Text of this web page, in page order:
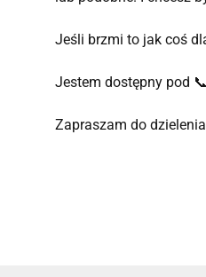
Jeśli brzmi to jak coś
Jestem dostępny pod
Zapraszam do